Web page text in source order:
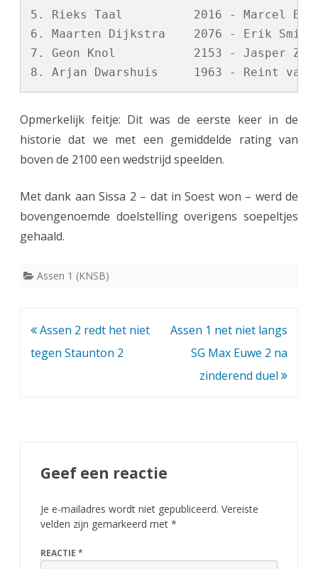
5. Rieks Taal          2016 - Marcel
6. Maarten Dijkstra    2076 - Erik
7. Geon Knol           2153 - Jasper
Opmerkelijk feitje: Dit was de eerste keer in de
historie dat we met een gemiddelde rating van
boven de 2100 een wedstrijd speelden.
Met dank aan Sissa 2 – dat in Soest won – werd de
bovengenoemde doelstelling overigens soepeltjes
gehaald.
Assen 1 (KNSB)
Bericht
navigatie
Assen 2 redt het niet
tegen Staunton 2
Assen 1 net niet langs
SG Max Euwe 2 na
zinderend duel
Geef een reactie
Je e-mailadres wordt niet gepubliceerd. Vereiste
velden zijn gemarkeerd met *
REACTIE *